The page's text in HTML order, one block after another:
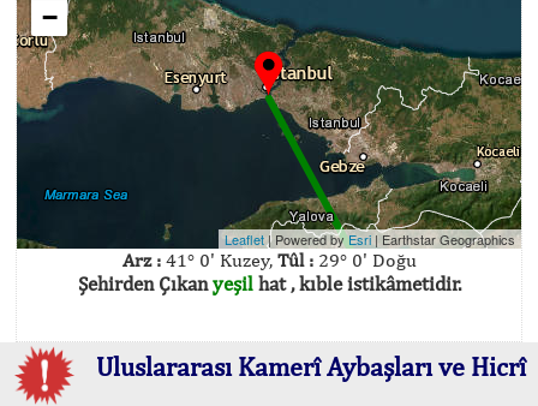
−
Leaflet| Powered byEsri |Earthstar Geographics
Arz :41° 0' Kuzey, Tûl :29° 0' Doğu
Şehirden Çıkanyeşilhat , kıble istikâmetidir.
Uluslararası Kamerî Aybaşları ve Hicrî